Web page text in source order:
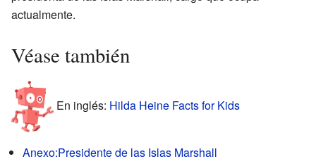
actualmente.
Véase también
En inglés: Hilda Heine Facts for Kids
Anexo:Presidente de las Islas Marshall